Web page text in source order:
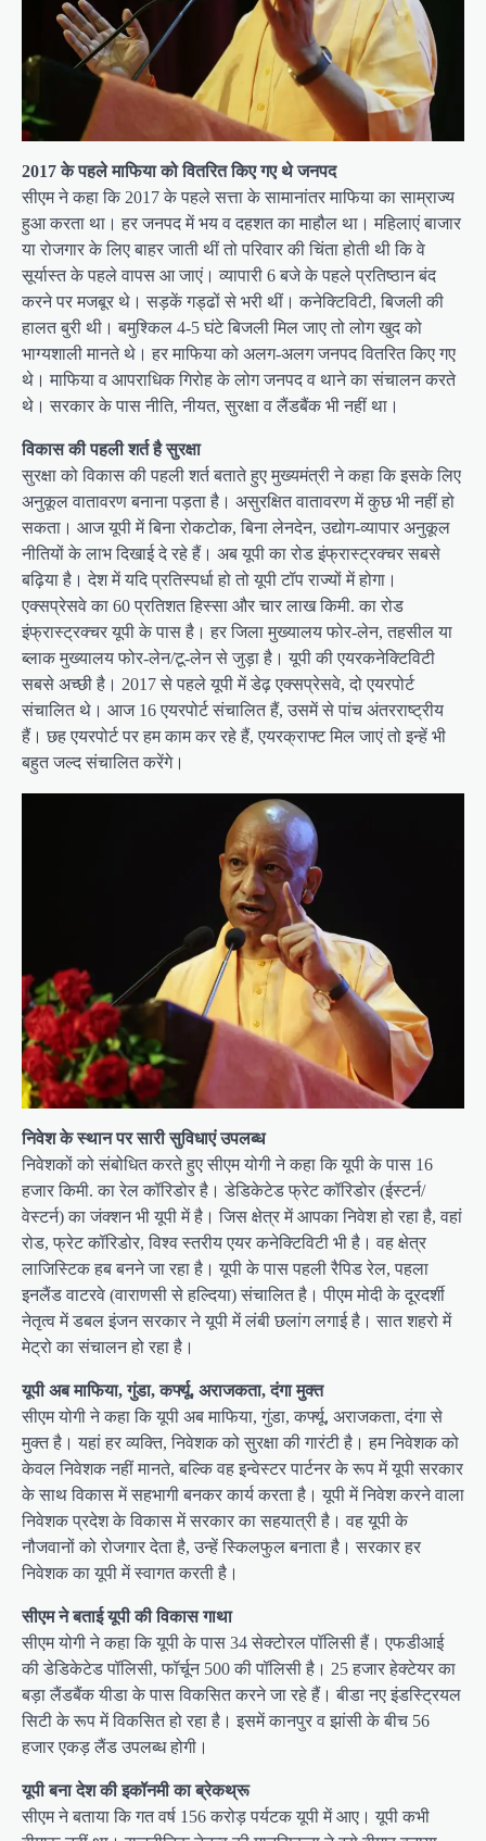
2017 के पहले माफिया को वितरित किए गए थे जनपद
सीएम ने कहा कि 2017 के पहले सत्ता के सामानांतर माफिया का साम्राज्य
हुआ करता था। हर जनपद में भय व दहशत का माहौल था। महिलाएं बाजार
या रोजगार के लिए बाहर जाती थीं तो परिवार की चिंता होती थी कि वे
सूर्यास्त के पहले वापस आ जाएं। व्यापारी 6 बजे के पहले प्रतिष्ठान बंद
करने पर मजबूर थे। सड़कें गड्ढों से भरी थीं। कनेक्टिविटी, बिजली की
हालत बुरी थी। बमुश्किल 4-5 घंटे बिजली मिल जाए तो लोग खुद को
भाग्यशाली मानते थे। हर माफिया को अलग-अलग जनपद वितरित किए गए
थे। माफिया व आपराधिक गिरोह के लोग जनपद व थाने का संचालन करते
थे। सरकार के पास नीति, नीयत, सुरक्षा व लैंडबैंक भी नहीं था।
विकास की पहली शर्त है सुरक्षा
सुरक्षा को विकास की पहली शर्त बताते हुए मुख्यमंत्री ने कहा कि इसके लिए
अनुकूल वातावरण बनाना पड़ता है। असुरक्षित वातावरण में कुछ भी नहीं हो
सकता। आज यूपी में बिना रोकटोक, बिना लेनदेन, उद्योग-व्यापार अनुकूल
नीतियों के लाभ दिखाई दे रहे हैं। अब यूपी का रोड इंफ्रास्ट्रक्चर सबसे
बढ़िया है। देश में यदि प्रतिस्पर्धा हो तो यूपी टॉप राज्यों में होगा।
एक्सप्रेसवे का 60 प्रतिशत हिस्सा और चार लाख किमी. का रोड
इंफ्रास्ट्रक्चर यूपी के पास है। हर जिला मुख्यालय फोर-लेन, तहसील या
ब्लाक मुख्यालय फोर-लेन/टू-लेन से जुड़ा है। यूपी की एयरकनेक्टिविटी
सबसे अच्छी है। 2017 से पहले यूपी में डेढ़ एक्सप्रेसवे, दो एयरपोर्ट
संचालित थे। आज 16 एयरपोर्ट संचालित हैं, उसमें से पांच अंतरराष्ट्रीय
हैं। छह एयरपोर्ट पर हम काम कर रहे हैं, एयरक्राफ्ट मिल जाएं तो इन्हें भी
बहुत जल्द संचालित करेंगे।
निवेश के स्थान पर सारी सुविधाएं उपलब्ध
निवेशकों को संबोधित करते हुए सीएम योगी ने कहा कि यूपी के पास 16
हजार किमी. का रेल कॉरिडोर है। डेडिकेटेड फ्रेट कॉरिडोर (ईस्टर्न/
वेस्टर्न) का जंक्शन भी यूपी में है। जिस क्षेत्र में आपका निवेश हो रहा है, वहां
रोड, फ्रेट कॉरिडोर, विश्व स्तरीय एयर कनेक्टिविटी भी है। वह क्षेत्र
लाजिस्टिक हब बनने जा रहा है। यूपी के पास पहली रैपिड रेल, पहला
इनलैंड वाटरवे (वाराणसी से हल्दिया) संचालित है। पीएम मोदी के दूरदर्शी
नेतृत्व में डबल इंजन सरकार ने यूपी में लंबी छलांग लगाई है। सात शहरो में
मेट्रो का संचालन हो रहा है।
यूपी अब माफिया, गुंडा, कर्फ्यू, अराजकता, दंगा मुक्त
सीएम योगी ने कहा कि यूपी अब माफिया, गुंडा, कर्फ्यू, अराजकता, दंगा से
मुक्त है। यहां हर व्यक्ति, निवेशक को सुरक्षा की गारंटी है। हम निवेशक को
केवल निवेशक नहीं मानते, बल्कि वह इन्वेस्टर पार्टनर के रूप में यूपी सरकार
के साथ विकास में सहभागी बनकर कार्य करता है। यूपी में निवेश करने वाला
निवेशक प्रदेश के विकास में सरकार का सहयात्री है। वह यूपी के
नौजवानों को रोजगार देता है, उन्हें स्किलफुल बनाता है। सरकार हर
निवेशक का यूपी में स्वागत करती है।
सीएम ने बताई यूपी की विकास गाथा
सीएम योगी ने कहा कि यूपी के पास 34 सेक्टोरल पॉलिसी हैं। एफडीआई
की डेडिकेटेड पॉलिसी, फॉर्चून 500 की पॉलिसी है। 25 हजार हेक्टेयर का
बड़ा लैंडबैंक यीडा के पास विकसित करने जा रहे हैं। बीडा नए इंडस्ट्रियल
सिटी के रूप में विकसित हो रहा है। इसमें कानपुर व झांसी के बीच 56
हजार एकड़ लैंड उपलब्ध होगी।
यूपी बना देश की इकॉनमी का ब्रेकथ्रू
सीएम ने बताया कि गत वर्ष 156 करोड़ पर्यटक यूपी में आए। यूपी कभी